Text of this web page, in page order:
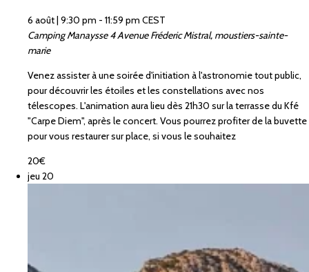
6 août | 9:30 pm - 11:59 pm CEST
Camping Manaysse4 Avenue Fréderic Mistral, moustiers-sainte-
marie
Venez assister à une soirée d'initiation à l'astronomie tout public,
pour découvrir les étoiles et les constellations avec nos
télescopes. L'animation aura lieu dès 21h30 sur la terrasse du Kfé
"Carpe Diem", après le concert. Vous pourrez profiter de la buvette
pour vous restaurer sur place, si vous le souhaitez
20€
jeu 20